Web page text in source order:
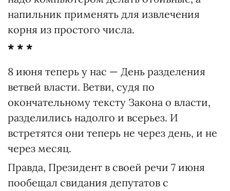
напильник применять для извлечения
корня из простого числа.
* * *
8 июня теперь у нас — День разделения
ветвей власти. Ветви, судя по
окончательному тексту Закона о власти,
разделились надолго и всерьез. И
встретятся они теперь не через день, и не
через месяц.
Правда, Президент в своей речи 7 июня
пообещал свидания депутатов с